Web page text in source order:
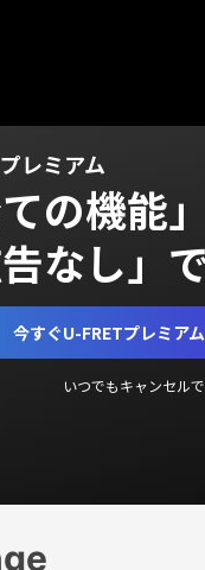
レミアム
ての機能
告なし」
今すぐU-FRETプレミア
いつでもキャンセル